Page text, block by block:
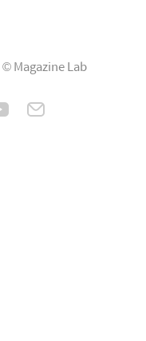
© Magazine Lab